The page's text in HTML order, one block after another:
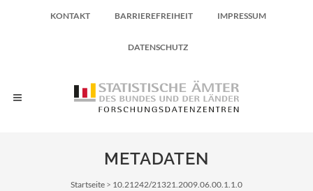
KONTAKT BARRIEREFREIHEIT IMPRESSUM
DATENSCHUTZ
METADATEN
Pfadnavigation
Startseite 10.21242/21321.2009.06.00.1.1.0